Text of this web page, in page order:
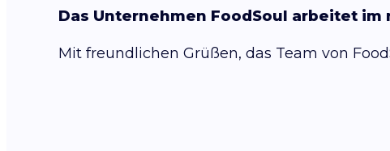
Das Unternehmen FoodSoul arbeitet im
Mit freundlichen Grüßen, das Team von